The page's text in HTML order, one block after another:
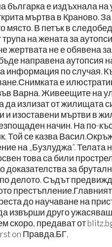
българка е издъхнала
мъртва в Краново.
място. В петък в
трупа на жената за
жертвата не е обявена
направена аутопсия
информация по случая.
е
Варна. Живеещите на
да излизат от жилищата
и изоставени мъртви в
начин. На по-
Той се казва
на „Бузлуджа”. Телата
това са били
доказателства за
делото. Съдът
до научаване на
извърши друго
скоро, предават от
on Правда.БГ.